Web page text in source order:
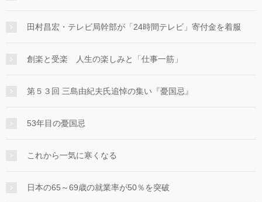
田村昌宏・テレビ局幹部が「24時間テレビ」寄付金を着服
創楽と受楽 人生の楽しみと「仕事一筋」
第５３回 三島由紀夫氏追悼の集い『憂国忌』
53年目の憂国忌
これから一気に寒くなる
日本の65～69歳の就業率が50％を突破